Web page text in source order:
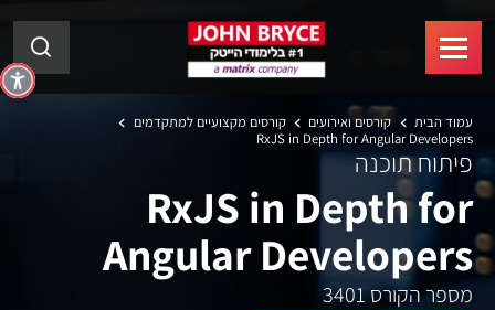
עמוד הבית קורסים ואירועים
קורסים מקצועיים למתקדמים
RxJS in Depth for Angular Developers
פיתוח תוכנה
RxJS in Depth for
Angular Developers
מספר הקורס 3401